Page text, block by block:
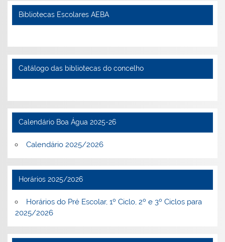
Bibliotecas Escolares AEBA
Catálogo das bibliotecas do concelho
Calendário Boa Água 2025-26
Calendário 2025/2026
Horários 2025/2026
Horários do Pré Escolar, 1º Ciclo, 2º e 3º Ciclos para
2025/2026